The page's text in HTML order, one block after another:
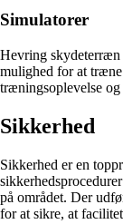
Simulatorer
Hevring skydeterræn
mulighed for at
træningsoplevelse
Sikkerhed
Sikkerhed er en
på området. Der
for at sikre, at